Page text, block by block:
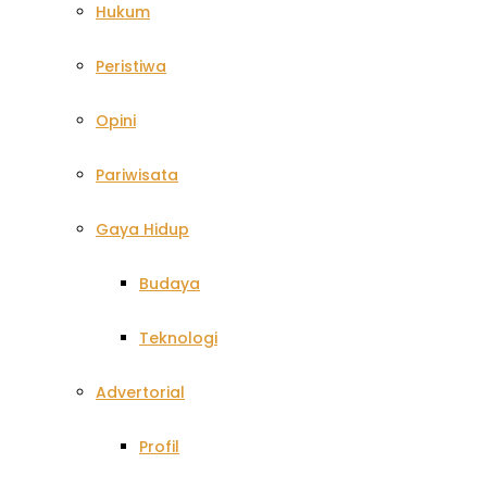
Hukum
Peristiwa
Opini
Pariwisata
Gaya Hidup
Budaya
Teknologi
Advertorial
Profil